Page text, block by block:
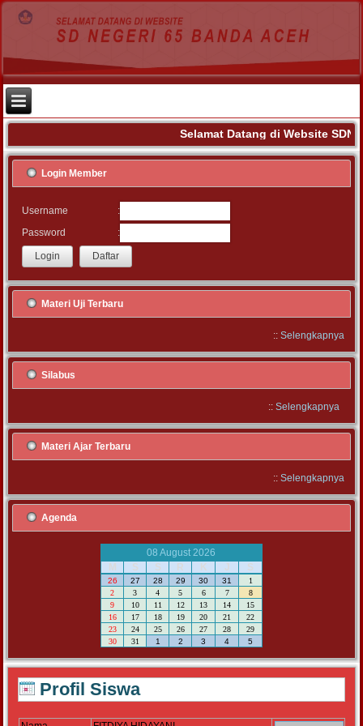
Selamat Datang di Website SDN
Login Member
Username
:
Password
:
Materi Uji Terbaru
:: Selengkapnya
Silabus
:: Selengkapnya
Materi Ajar Terbaru
:: Selengkapnya
Agenda
08 August 2026
M
S S R K J S
26 27 28 29 30 31
1
2
3 4 5 6 7
8
9
10 11 12 13 14
15
16
17 18 19 20 21
22
23
24 25 26 27 28
29
30
31 1 2 3 4 5
Profil Siswa